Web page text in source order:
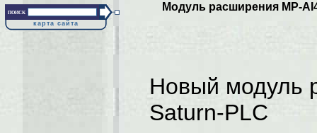
поиск
карта сайта
Модуль расширения MР-
Новый модуль
Saturn-PLC